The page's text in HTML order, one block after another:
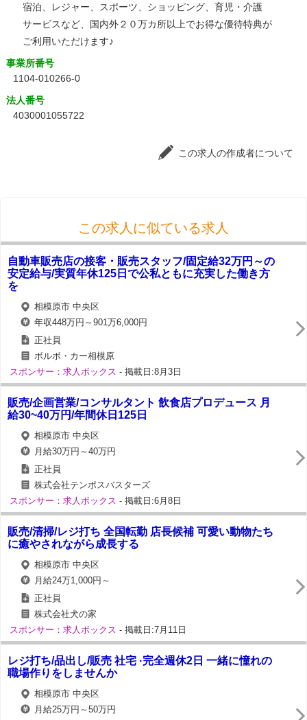
宿泊、レジャー、スポーツ、ショッピング、育児・介護
サービスなど、国内外２０万カ所以上でお得な優待特典が
ご利用いただけます♪
事業所番号
1104-010266-0
法人番号
4030001055722
この求人の作成者について
この求人に似ている求人
自動車販売店の接客・販売スタッフ/固定給32万円～の
安定給与/実質年休125日で公私ともに充実した働き方
を
相模原市 中央区
年収448万円～901万6,000円
正社員
ボルボ・カー相模原
スポンサー：求人ボックス - 掲載日:8月3日
販売/企画営業/コンサルタント 飲食店プロデュース 月
給30~40万円/年間休日125日
相模原市 中央区
月給30万円～40万円
正社員
株式会社テンポスバスターズ
スポンサー：求人ボックス - 掲載日:6月8日
販売/清掃/レジ打ち 全国転勤 店長候補 可愛い動物たち
に癒やされながら成長する
相模原市 中央区
月給24万1,000円～
正社員
株式会社犬の家
スポンサー：求人ボックス - 掲載日:7月11日
レジ打ち/品出し/販売 社宅 ·完全週休2日 一緒に憧れの
職場作りをしませんか
相模原市 中央区
月給25万円～50万円